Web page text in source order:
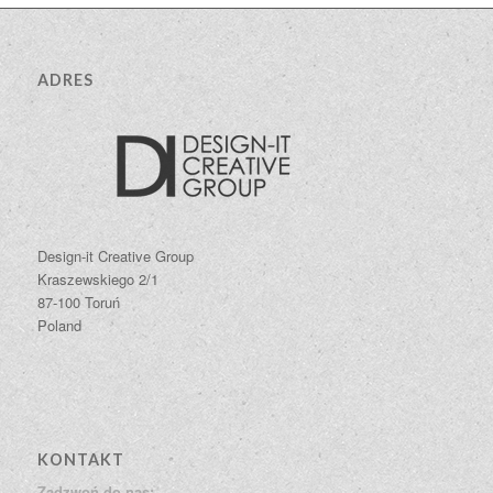
ADRES
Design-it Creative Group
Kraszewskiego 2/1
87-100 Toruń
Poland
KONTAKT